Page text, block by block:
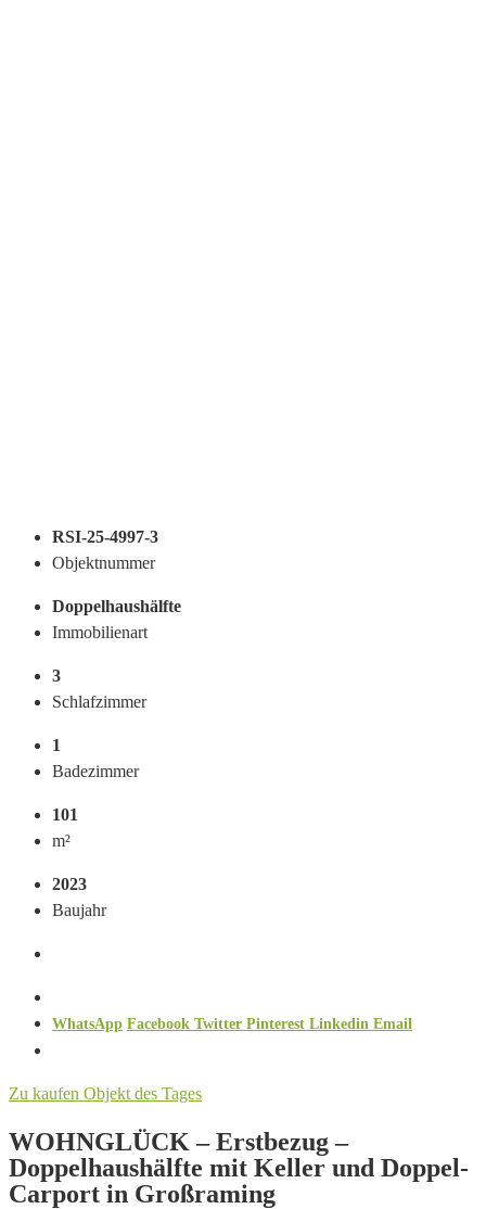
RSI-25-4997-3
Objektnummer
Doppelhaushälfte
Immobilienart
3
Schlafzimmer
1
Badezimmer
101
m²
2023
Baujahr
WhatsApp Facebook Twitter Pinterest Linkedin Email
Zu kaufen Objekt des Tages
WOHNGLÜCK – Erstbezug –
Doppelhaushälfte mit Keller und Doppel-
Carport in Großraming